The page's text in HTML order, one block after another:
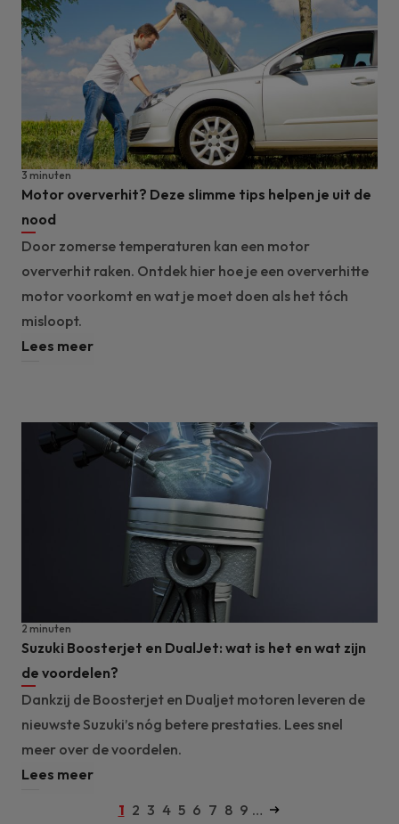
Motor oververhit? Deze slimme tips helpen je uit de
nood
3 minuten
Door zomerse temperaturen kan een motor
oververhit raken. Ontdek hier hoe je een oververhitte
motor voorkomt en wat je moet doen als het tóch
misloopt.
Lees meer
Suzuki Boosterjet en DualJet: wat is het en wat zijn
de voordelen?
2 minuten
Dankzij de Boosterjet en Dualjet motoren leveren de
nieuwste Suzuki’s nóg betere prestaties. Lees snel
meer over de voordelen.
Lees meer
Huidige
1 Pagina
2 Pagina
3 Pagina
4 Pagina
5 Pagina
6 Pagina
7 Pagina
8 Pagina
9 … Volgende pagina